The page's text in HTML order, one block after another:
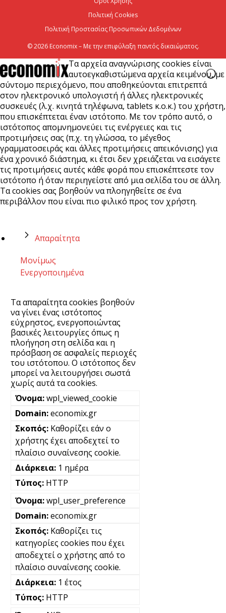
Έναρξη αιτήσεων για το Πρόγραμμα «Τουρισμός για
Όλους 2026-2027»
5 Αυγούστου 2026
Πολιτική Cookies
Πολιτική Προστασίας Προσωπικών Δεδομένων
© 2026 Economix – Με την επιφύλαξη παντός δικαιώματος.
Τα αρχεία αναγνώρισης cookies είναι
αυτοεγκαθιστώμενα αρχεία κειμένου, με
σύντομο περιεχόμενο, που αποθηκεύονται επιτρεπτά
στον ηλεκτρονικό υπολογιστή ή άλλες ηλεκτρονικές
συσκευές (λ.χ. κινητά τηλέφωνα, tablets κ.ο.κ.) του χρήστη,
που επισκέπτεται έναν ιστότοπο. Με τον τρόπο αυτό, ο
ιστότοπος απομνημονεύει τις ενέργειες και τις
προτιμήσεις σας (π.χ. τη γλώσσα, το μέγεθος
γραμματοσειράς και άλλες προτιμήσεις απεικόνισης) για
ένα χρονικό διάστημα, κι έτσι δεν χρειάζεται να εισάγετε
τις προτιμήσεις αυτές κάθε φορά που επισκέπτεστε τον
ιστότοπο ή όταν περιηγείστε από μια σελίδα του σε άλλη.
Τα cookies σας βοηθούν να πλοηγηθείτε σε ένα
περιβάλλον που είναι πιο φιλικό προς τον χρήστη.
Απαραίτητα
Μονίμως
Ενεργοποιημένα
Τα απαραίτητα cookies βοηθούν
να γίνει ένας ιστότοπος
εύχρηστος, ενεργοποιώντας
βασικές λειτουργίες όπως η
πλοήγηση στη σελίδα και η
πρόσβαση σε ασφαλείς περιοχές
του ιστότοπου. Ο ιστότοπος δεν
μπορεί να λειτουργήσει σωστά
χωρίς αυτά τα cookies.
wpl_viewed_cookie
economix.gr
Καθορίζει εάν ο
χρήστης έχει αποδεχτεί το
πλαίσιο συναίνεσης cookie.
1 ημέρα
HTTP
wpl_user_preference
economix.gr
Καθορίζει τις
κατηγορίες cookies που έχει
αποδεχτεί ο χρήστης από το
πλαίσιο συναίνεσης cookie.
1 έτος
HTTP